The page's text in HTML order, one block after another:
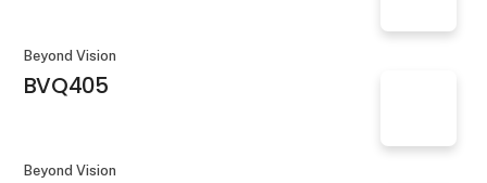
Beyond Vision
BVQ405
Beyond Vision